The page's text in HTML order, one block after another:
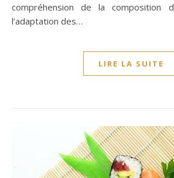
compréhension de la
l’adaptation des…
LIRE LA SUITE